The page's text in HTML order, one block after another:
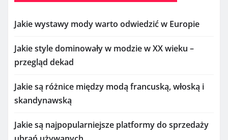
Jakie wystawy mody warto odwiedzić w Europie
Jakie style dominowały w modzie w XX wieku –
przegląd dekad
Jakie są różnice między modą francuską, włoską i
skandynawską
Jakie są najpopularniejsze platformy do sprzedaży